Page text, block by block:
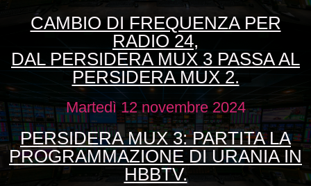
CAMBIO DI FREQUENZA PER
RADIO 24,
DAL PERSIDERA MUX 3 PASSA AL
PERSIDERA MUX 2.
Martedì 12 novembre 2024
PERSIDERA MUX 3: PARTITA LA
PROGRAMMAZIONE DI URANIA IN
HBBTV.